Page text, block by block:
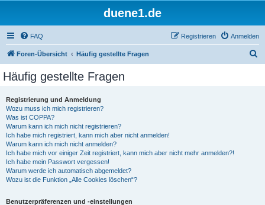
duene1.de
FAQ Anmelden
Registrieren
Foren-Übersicht Häufig gestellte Fragen
Häufig gestellte Fragen
Registrierung und Anmeldung
Wozu muss ich mich registrieren?
Was ist COPPA?
Warum kann ich mich nicht registrieren?
Ich habe mich registriert, kann mich aber nicht anmelden!
Warum kann ich mich nicht anmelden?
Ich habe mich vor einiger Zeit registriert, kann mich aber nicht mehr anmelden?!
Ich habe mein Passwort vergessen!
Warum werde ich automatisch abgemeldet?
Wozu ist die Funktion „Alle Cookies löschen“?
Benutzerpräferenzen und -einstellungen